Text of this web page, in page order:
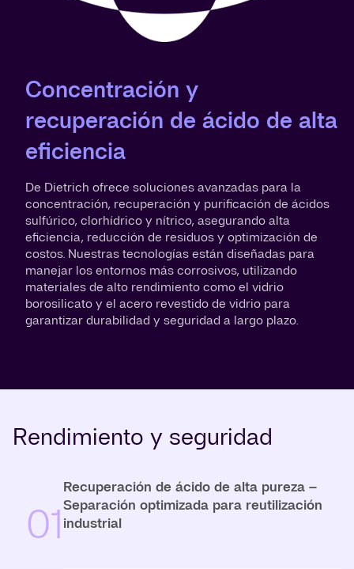
Concentración y
recuperación de ácido de alta
eficiencia
De Dietrich ofrece soluciones avanzadas para la
concentración, recuperación y purificación de ácidos
sulfúrico, clorhídrico y nítrico, asegurando alta
eficiencia, reducción de residuos y optimización de
costos. Nuestras tecnologías están diseñadas para
manejar los entornos más corrosivos, utilizando
materiales de alto rendimiento como el vidrio
borosilicato y el acero revestido de vidrio para
garantizar durabilidad y seguridad a largo plazo.
Rendimiento y seguridad
01
Recuperación de ácido de alta pureza –
Separación optimizada para reutilización
industrial